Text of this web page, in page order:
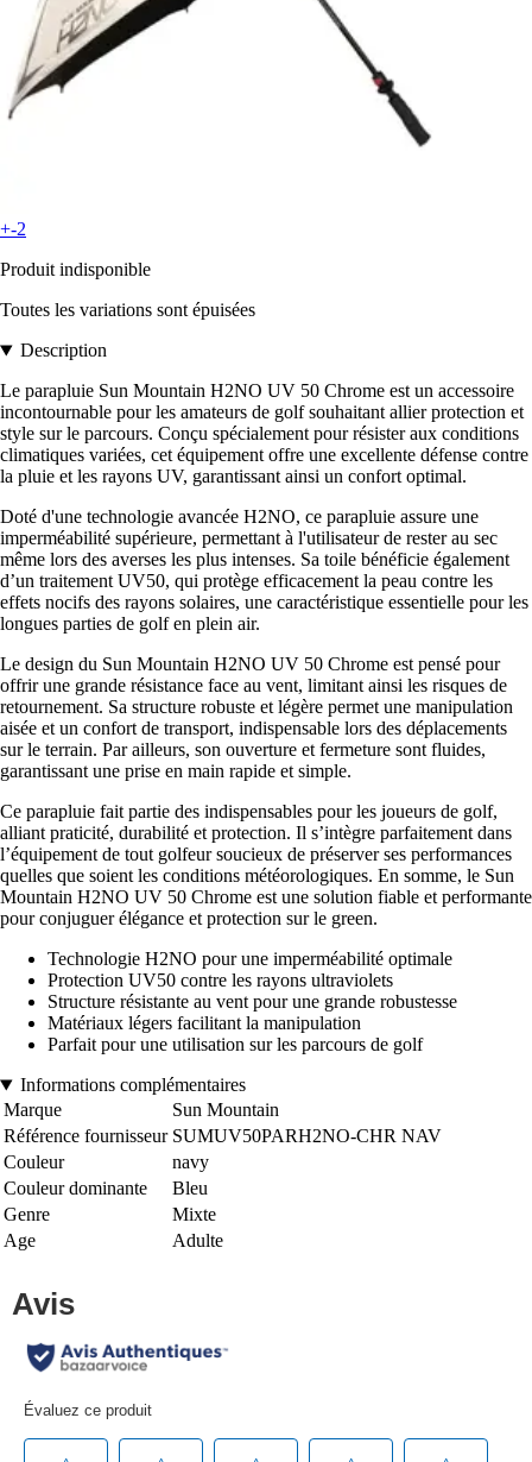
+-2
Produit indisponible
Toutes les variations sont épuisées
Description
Le parapluie Sun Mountain H2NO UV 50 Chrome est un accessoire
incontournable pour les amateurs de golf souhaitant allier protection et
style sur le parcours. Conçu spécialement pour résister aux conditions
climatiques variées, cet équipement offre une excellente défense contre
la pluie et les rayons UV, garantissant ainsi un confort optimal.
Doté d'une technologie avancée H2NO, ce parapluie assure une
imperméabilité supérieure, permettant à l'utilisateur de rester au sec
même lors des averses les plus intenses. Sa toile bénéficie également
d’un traitement UV50, qui protège efficacement la peau contre les
effets nocifs des rayons solaires, une caractéristique essentielle pour les
longues parties de golf en plein air.
Le design du Sun Mountain H2NO UV 50 Chrome est pensé pour
offrir une grande résistance face au vent, limitant ainsi les risques de
retournement. Sa structure robuste et légère permet une manipulation
aisée et un confort de transport, indispensable lors des déplacements
sur le terrain. Par ailleurs, son ouverture et fermeture sont fluides,
garantissant une prise en main rapide et simple.
Ce parapluie fait partie des indispensables pour les joueurs de golf,
alliant praticité, durabilité et protection. Il s’intègre parfaitement dans
l’équipement de tout golfeur soucieux de préserver ses performances
quelles que soient les conditions météorologiques. En somme, le Sun
Mountain H2NO UV 50 Chrome est une solution fiable et performante
pour conjuguer élégance et protection sur le green.
Technologie H2NO pour une imperméabilité optimale
Protection UV50 contre les rayons ultraviolets
Structure résistante au vent pour une grande robustesse
Matériaux légers facilitant la manipulation
Parfait pour une utilisation sur les parcours de golf
Informations complémentaires
Marque
Sun Mountain
Référence fournisseur SUMUV50PARH2NO-CHR NAV
Couleur
navy
Couleur dominante
Bleu
Genre
Mixte
Age
Adulte